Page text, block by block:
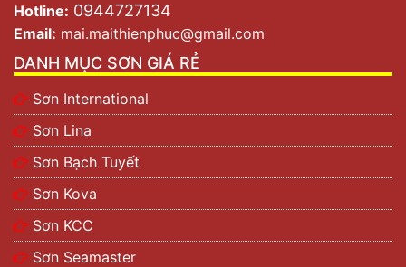
Hotline: 0944727134
Email: mai.maithienphuc@gmail.com
DANH MỤC SƠN GIÁ RẺ
Sơn International
Sơn Lina
Sơn Bạch Tuyết
Sơn Kova
Sơn KCC
Sơn Seamaster